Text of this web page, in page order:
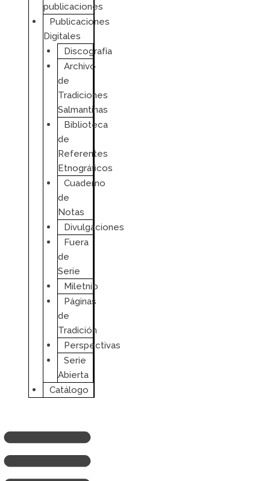
publicaciones
Publicaciones
Digitales
Discografía
Archivo
de
Tradiciones
Salmantinas
Biblioteca
de
Referentes
Etnográficos
Cuaderno
de
Notas
Divulgaciones
Fuera
de
Serie
Miletnio
Páginas
de
Tradición
Perspectivas
Serie
Abierta
Catálogo